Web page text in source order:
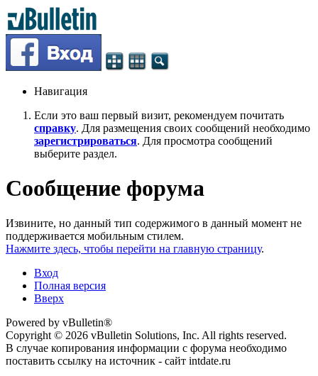
Навигация
Если это ваш первый визит, рекомендуем почитать
справку. Для размещения своих сообщений необходимо
зарегистрироваться. Для просмотра сообщений
выберите раздел.
Сообщение форума
Извините, но данный тип содержимого в данный момент не
поддерживается мобильным стилем.
Нажмите здесь, чтобы перейти на главную страницу.
Вход
Полная версия
Вверх
Powered by vBulletin®
Copyright © 2026 vBulletin Solutions, Inc. All rights reserved.
В случае копирования информации с форума необходимо
поставить ссылку на источник - сайт intdate.ru